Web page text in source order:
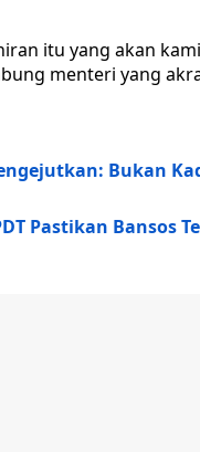
itu yang akan
menteri yang
Bukan
Pastikan Bansos